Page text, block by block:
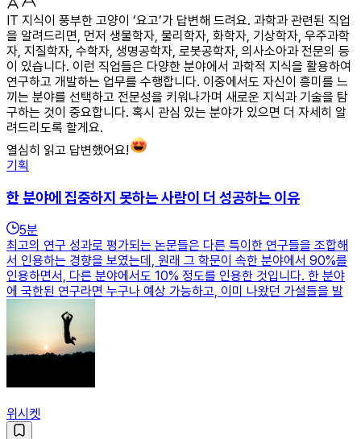
IT 지식이 풍부한 고양이 ‘요고’가 답변해 드려요. 과학과 관련된 직업
을 알려드리면, 먼저 생물학자, 물리학자, 화학자, 기상학자, 우주과학
자, 지질학자, 수학자, 생명공학자, 로봇공학자, 의사소아과 전문의 등
이 있습니다. 이런 직업들은 다양한 분야에서 과학적 지식을 활용하여
연구하고 개발하는 업무를 수행합니다. 이중에서도 자신이 흥미를 느
끼는 분야를 선택하고 전문성을 키워나가며 새로운 지식과 기술을 탐
구하는 것이 중요합니다. 혹시 관심 있는 분야가 있으면 더 자세히 알
려드리도록 할게요.
열심히 읽고 답변했어요!
기획
한 분야에 집중하지 못하는 사람이 더 성공하는 이유
5분
최고의 연구 성과로 평가되는 논문들은 다른 특이한 연구들을 조합해
서 인용하는 경향을 보였는데, 원래 그 학문이 속한 분야에서 90%를
인용하면서, 다른 분야에서도 10% 정도를 인용한 것입니다. 한 분야
에 국한된 연구라면 누구나 예상 가능하고, 이미 나왔던 가설들을 발
위시켓